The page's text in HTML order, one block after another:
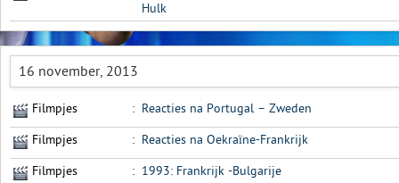
Hulk
16 november, 2013
Filmpjes : Reacties na Portugal – Zweden
Filmpjes : Reacties na Oekraïne-Frankrijk
Filmpjes : 1993: Frankrijk -Bulgarije